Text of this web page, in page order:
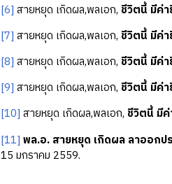
[6] สายหยุด เกิดผล,พลเอก, ชีวิตนี้ มีค่
[7] สายหยุด เกิดผล,พลเอก, ชีวิตนี้ มีค่
[8] สายหยุด เกิดผล,พลเอก, ชีวิตนี้ มีค่
[9] สายหยุด เกิดผล,พลเอก, ชีวิตนี้ มีค่
[10] สายหยุด เกิดผล,พลเอก, ชีวิตนี้ มี
[11] พล.อ. สายหยุด เกิดผล ลาออกป
15 มกราคม 2559.